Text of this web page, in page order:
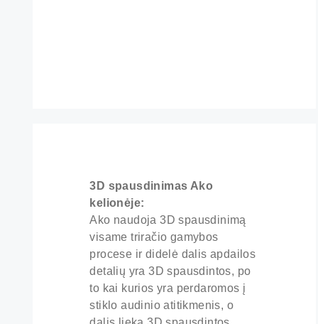
3D spausdinimas Ako
kelionėje:
Ako naudoja 3D spausdinimą
visame triračio gamybos
procese ir didelė dalis apdailos
detalių yra 3D spausdintos, po
to kai kurios yra perdaromos į
stiklo audinio atitikmenis, o